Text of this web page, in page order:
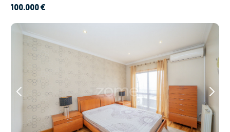
100.000 €